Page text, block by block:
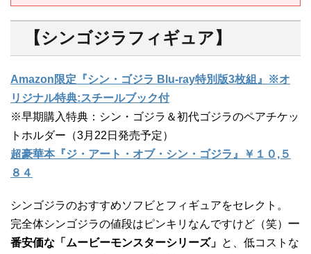
【シンゴジラフィギュア】
Amazon限定『シン・ゴジラ Blu-ray特別版3枚組』※オ
リジナル特典:スチールブック付
※早期購入特典：シン・ゴジラ＆初代ゴジラのペアチケッ
トホルダー（3月22日発売予定）
超豪華本『ジ・アート・オブ・シン・ゴジラ』￥１０,５
８４
シンゴジラのおすすめソフビとフィギュアをセレクト。
完全体シンゴジラの値段はピンキリなんですけど（笑） 一
番安価な「ムービーモンスターシリーズ」 と、低コストな